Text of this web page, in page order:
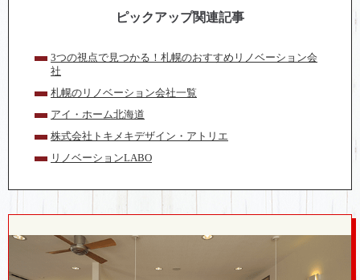
ピックアップ関連記事
3つの視点で見つかる！札幌のおすすめリノベーション会
社
札幌のリノベーション会社一覧
アイ・ホーム北海道
株式会社トキメキデザイン・アトリエ
リノベーションLABO